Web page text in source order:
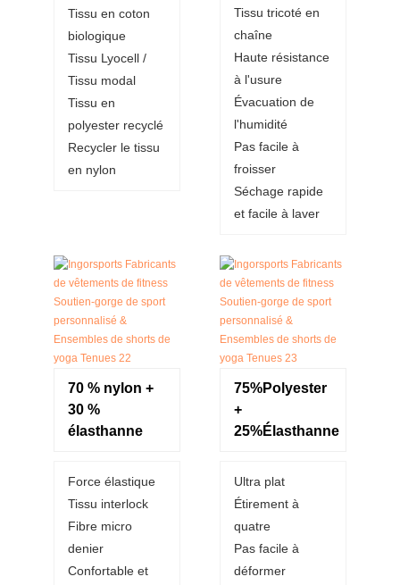
Tissu en coton
biologique
Tissu Lyocell /
Tissu modal
Tissu en
polyester recyclé
Recycler le tissu
en nylon
Tissu tricoté en
chaîne
Haute résistance
à l'usure
Évacuation de
l'humidité
Pas facile à
froisser
Séchage rapide
et facile à laver
70 % nylon +
30 %
élasthanne
Force élastique
Tissu interlock
Fibre micro
denier
Confortable et
75%Polyester
+
25%Élasthanne
Ultra plat
Étirement à
quatre
Pas facile à
déformer